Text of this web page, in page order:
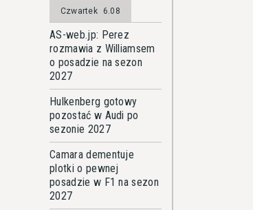
Czwartek 6.08
AS-web.jp: Perez
rozmawia z Williamsem
o posadzie na sezon
2027
Hulkenberg gotowy
pozostać w Audi po
sezonie 2027
Camara dementuje
plotki o pewnej
posadzie w F1 na sezon
2027